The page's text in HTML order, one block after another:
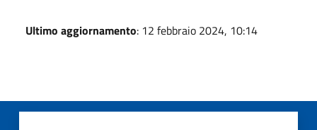
Ultimo aggiornamento: 12 febbraio 2024, 10:14